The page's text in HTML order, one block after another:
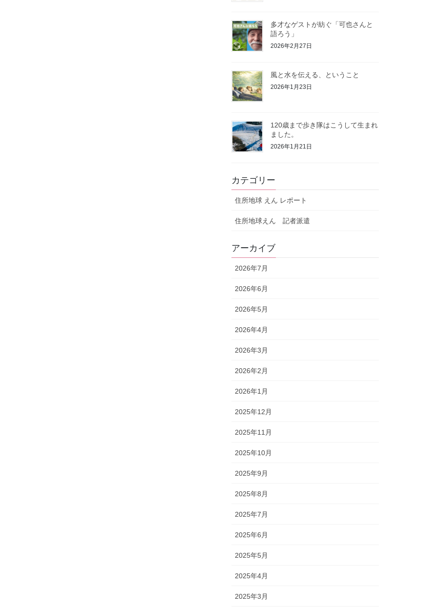
多才なゲストが紡ぐ「可也さんと
語ろう」
2026年2月27日
風と水を伝える、ということ
2026年1月23日
120歳まで歩き隊はこうして生まれ
ました。
2026年1月21日
カテゴリー
住所地球 えん レポート
住所地球えん 記者派遣
アーカイブ
2026年7月
2026年6月
2026年5月
2026年4月
2026年3月
2026年2月
2026年1月
2025年12月
2025年11月
2025年10月
2025年9月
2025年8月
2025年7月
2025年6月
2025年5月
2025年4月
2025年3月